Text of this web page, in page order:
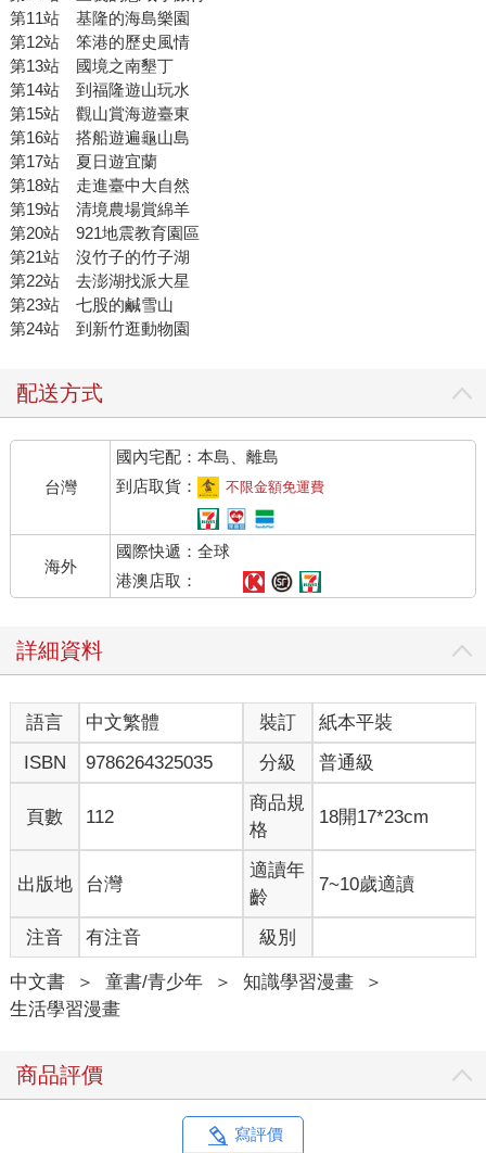
第11站 基隆的海島樂園
第12站 笨港的歷史風情
第13站 國境之南墾丁
第14站 到福隆遊山玩水
第15站 觀山賞海遊臺東
第16站 搭船遊遍龜山島
第17站 夏日遊宜蘭
第18站 走進臺中大自然
第19站 清境農場賞綿羊
第20站 921地震教育園區
第21站 沒竹子的竹子湖
第22站 去澎湖找派大星
第23站 七股的鹹雪山
第24站 到新竹逛動物園
配送方式
台灣
國內宅配：本島、離島
到店取貨：
不限金額免運費
海外
國際快遞：全球
港澳店取：
詳細資料
語言 中文繁體 裝訂
紙本平裝
ISBN
9786264325035 分級 普通級
頁數 112
商品規
格
18開17*23cm
出版地 台灣
適讀年
齡
7~10歲適讀
注音 有注音 級別
中文書 ＞ 童書/青少年 ＞ 知識學習漫畫
＞
生活學習漫畫
商品評價
寫評價